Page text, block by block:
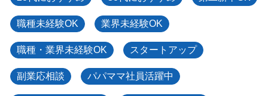
職種未経験OK 業界未経験OK
職種・業界未経験OK スタートアップ
副業応相談 パパママ社員活躍中